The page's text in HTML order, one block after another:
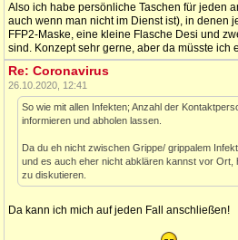
Also ich habe persönliche Taschen für jeden
auch wenn man nicht im Dienst ist), in denen
FFP2-Maske, eine kleine Flasche Desi und
sind. Konzept sehr gerne, aber da müsste ich
Re: Coronavirus
26.10.2020, 12:41
So wie mit allen Infekten; Anzahl der
informieren und abholen lassen.
Da du eh nicht zwischen Grippe/ grippalem
und es auch eher nicht abklären kannst vor Ort,
zu diskutieren.
Da kann ich mich auf jeden Fall anschließen!